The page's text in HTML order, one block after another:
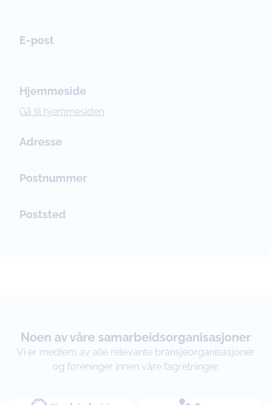
E-post
Hjemmeside
Gå til hjemmesiden
Adresse
Postnummer
Poststed
Noen av våre samarbeidsorganisasjoner
Vi er medlem av alle relevante bransjeorganisasjoner
og foreninger innen våre fagretninger.